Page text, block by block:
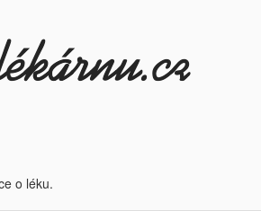
o léku.